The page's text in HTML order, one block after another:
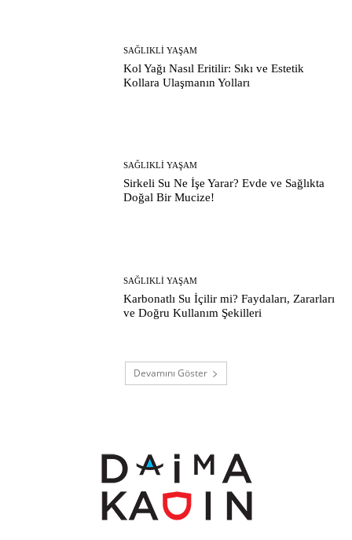
SAĞLIKLI YAŞAM
Kol Yağı Nasıl Eritilir: Sıkı ve Estetik
Kollara Ulaşmanın Yolları
SAĞLIKLI YAŞAM
Sirkeli Su Ne İşe Yarar? Evde ve Sağlıkta
Doğal Bir Mucize!
SAĞLIKLI YAŞAM
Karbonatlı Su İçilir mi? Faydaları, Zararları
ve Doğru Kullanım Şekilleri
Devamını Göster